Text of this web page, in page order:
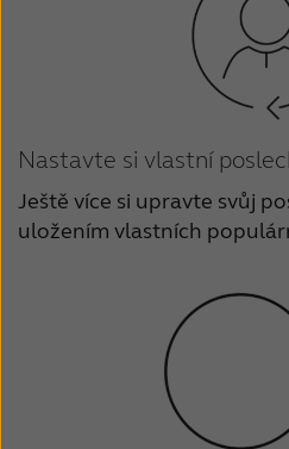
Nastavte si vlastní
Ještě více si upravte svůj
uložením vlastních